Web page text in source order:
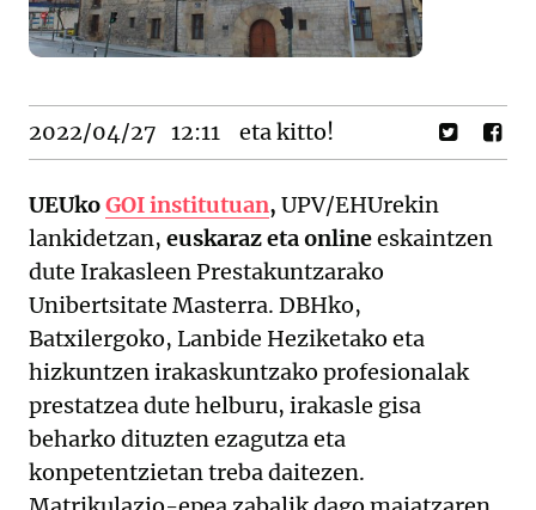
2022/04/27 12:11 eta kitto!
UEUkoGOIinstitutuan, UPV/EHUrekin
lankidetzan, euskaraz eta onlineeskaintzen
dute Irakasleen Prestakuntzarako
Unibertsitate Masterra. DBHko,
Batxilergoko, Lanbide Heziketako eta
hizkuntzen irakaskuntzako profesionalak
prestatzea dute helburu, irakasle gisa
beharko dituzten ezagutza eta
konpetentzietan treba daitezen.